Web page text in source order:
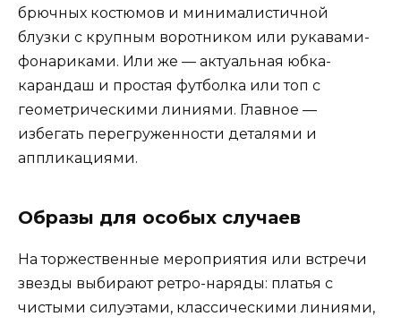
брючных костюмов и минималистичной
блузки с крупным воротником или рукавами-
фонариками. Или же — актуальная юбка-
карандаш и простая футболка или топ с
геометрическими линиями. Главное —
избегать перегруженности деталями и
аппликациями.
Образы для особых случаев
На торжественные мероприятия или встречи
звезды выбирают ретро-наряды: платья с
чистыми силуэтами, классическими линиями,